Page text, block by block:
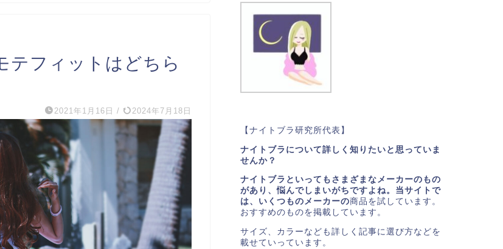
テフィットはどちら
2021年1月16日 / 2024年7月18日
【ナイトブラ研究所代表】
ナイトブラについて詳しく知りたいと思っていま
せんか？
ナイトブラといってもさまざまなメーカーのもの
があり、悩んでしまいがちですよね。当サイトで
は、いくつものメーカーの商品を試しています。
おすすめのものを掲載しています。
サイズ、カラーなども詳しく記事に選び方などを
載せていっています。